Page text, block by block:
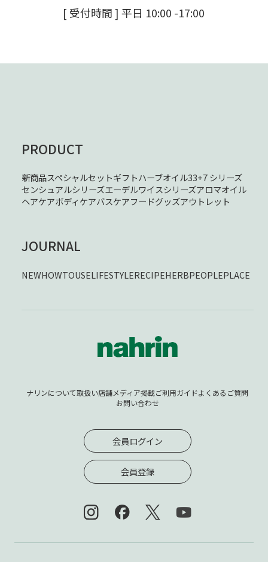
[ 受付時間 ] 平日 10:00 -17:00
PRODUCT
新商品スペシャルセットギフトハーブオイル33+7 シリーズ
センシュアルシリーズエーデルワイスシリーズアロマオイル
ヘアケアボディケアバスケアフードグッズアウトレット
JOURNAL
NEWHOWTOUSELIFESTYLERECIPEHERBPEOPLEPLACE
ナリンについて取扱い店舗メディア掲載ご利用ガイドよくあるご質問
お問い合わせ
会員ログイン
会員登録